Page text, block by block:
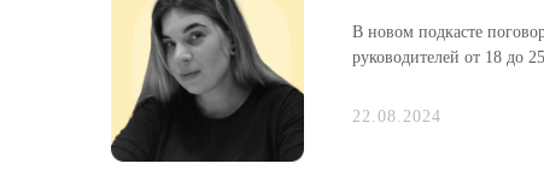
В новом подкасте
руководителей от 18 до
22.08.2024